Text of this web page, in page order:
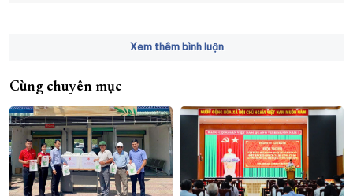
Xem thêm bình luận
Cùng chuyên mục